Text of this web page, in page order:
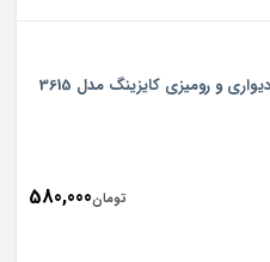
و رومیزی کایزینگ مدل 3615
تومان580,000